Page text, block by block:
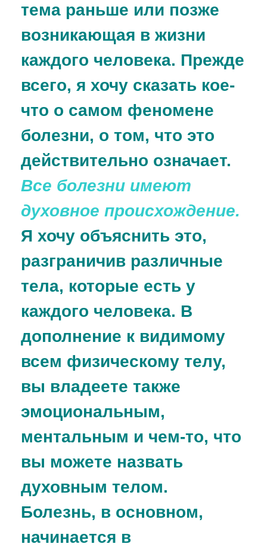
тема раньше или позже
возникающая в жизни
каждого человека. Прежде
всего, я хочу сказать кое-
что о самом феномене
болезни, о том, что это
действительно означает.
Все болезни имеют
духовное происхождение.
Я хочу объяснить это,
разграничив различные
тела, которые есть у
каждого человека. В
дополнение к видимому
всем физическому телу,
вы владеете также
эмоциональным,
ментальным и чем-то, что
вы можете назвать
духовным телом.
Болезнь, в основном,
начинается в